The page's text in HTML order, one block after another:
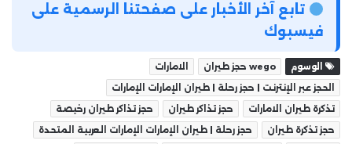
تابع آخر الأخبار على صفحتنا الرسمية على
فيسبوك
الوسوم wego حجز طيران
الامارات
الحجز عبر الإنترنت | حجز رحلة | طيران الإمارات الإمارات
تذكرة طيران الامارات
حجز تذاكر طيران
حجز تذاكر طيران رخيصة
حجز تذكرة طيران
حجز رحلة | طيران الإمارات الإمارات العربية المتحدة